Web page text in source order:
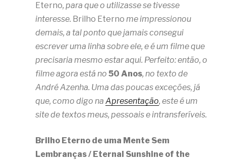
Eterno, para que o utilizasse se tivesse
interesse. Brilho Eterno me impressionou
demais, a tal ponto que jamais consegui
escrever uma linha sobre ele, e é um filme que
precisaria mesmo estar aqui. Perfeito: então, o
filme agora está no 50 Anos, no texto de
André Azenha. Uma das poucas exceções, já
que, como digo na Apresentação, este é um
site de textos meus, pessoais e intransferíveis.
Brilho Eterno de uma Mente Sem
Lembranças / Eternal Sunshine of the